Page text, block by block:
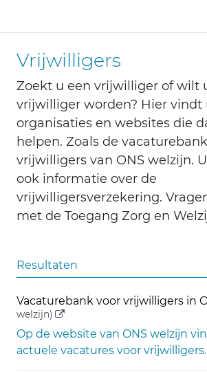
Vrijwilligers
Zoekt u een vrijwilliger of wilt
vrijwilliger worden? Hier vindt
organisaties en websites die
helpen. Zoals de
vrijwilligers van ONS welzijn.
ook informatie over de
vrijwilligersverzekering.
met de Toegang Zorg en
Resultaten
Vacaturebank voor vrijwilligers in
welzijn) (externe link)
Op de website van ONS welzijn
actuele vacatures voor vrijwilligers.